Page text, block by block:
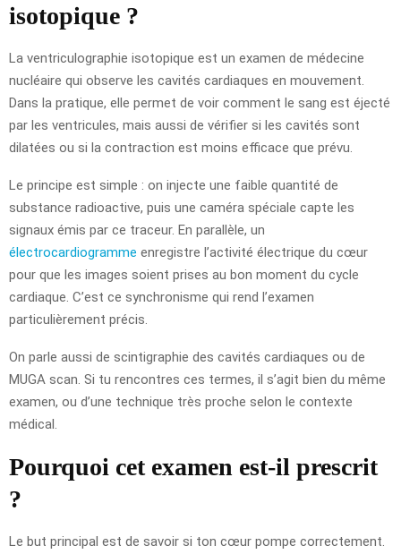
isotopique ?
La ventriculographie isotopique est un examen de médecine
nucléaire qui observe les cavités cardiaques en mouvement.
Dans la pratique, elle permet de voir comment le sang est éjecté
par les ventricules, mais aussi de vérifier si les cavités sont
dilatées ou si la contraction est moins efficace que prévu.
Le principe est simple : on injecte une faible quantité de
substance radioactive, puis une caméra spéciale capte les
signaux émis par ce traceur. En parallèle, un
électrocardiogramme enregistre l’activité électrique du cœur
pour que les images soient prises au bon moment du cycle
cardiaque. C’est ce synchronisme qui rend l’examen
particulièrement précis.
On parle aussi de scintigraphie des cavités cardiaques ou de
MUGA scan. Si tu rencontres ces termes, il s’agit bien du même
examen, ou d’une technique très proche selon le contexte
médical.
Pourquoi cet examen est-il prescrit
?
Le but principal est de savoir si ton cœur pompe correctement.